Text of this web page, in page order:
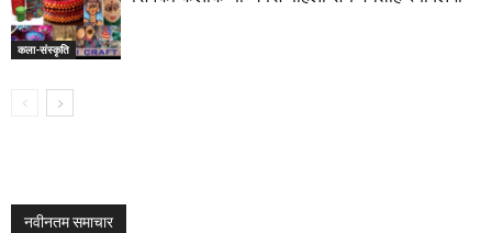
कला-संस्कृति
नवीनतम समाचार